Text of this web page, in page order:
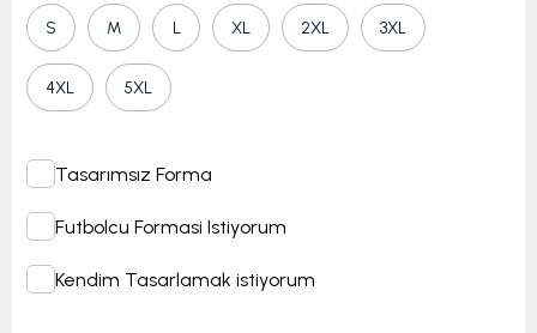
S M L XL 2XL 3XL
4XL 5XL
Tasarımsız Forma
Futbolcu Formasi Istiyorum
Kendim Tasarlamak istiyorum